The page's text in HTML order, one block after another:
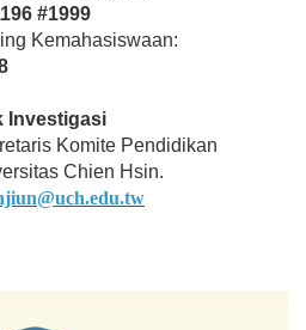
#1999
Kemahasiswaan:
Investigasi
Komite Pendidikan
Chien Hsin.